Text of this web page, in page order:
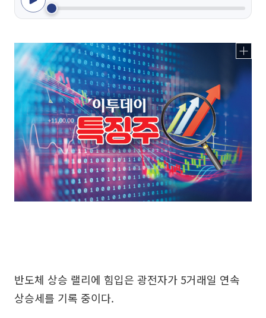
반도체 상승 랠리에 힘입은 광전자가 5거래일 연속
상승세를 기록 중이다.